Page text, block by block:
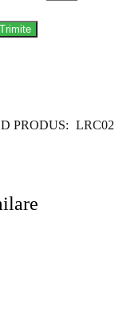
PRODUS: LRC02